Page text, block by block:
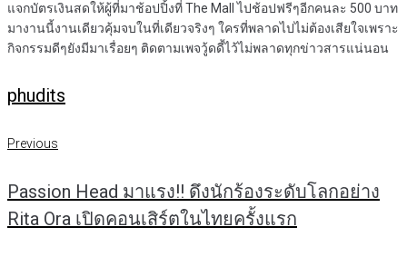
แจกบัตรเงินสดให้ผู้ที่มาช้อปปิ้งที่ The Mall ไปช้อปฟรีๆอีกคนละ 500 บาท
มางานนี้งานเดียวคุ้มจบในที่เดียวจริงๆ ใครที่พลาดไปไม่ต้องเสียใจเพราะ
กิจกรรมดีๆยังมีมาเรื่อยๆ ติดตามเพจวู้ดดี้ไว้ไม่พลาดทุกข่าวสารแน่นอน
phudits
แนะแนว
Previous
Previous
Passion Head มาแรง!! ดึงนักร้องระดับโลกอย่าง
Rita Ora เปิดคอนเสิร์ตในไทยครั้งแรก